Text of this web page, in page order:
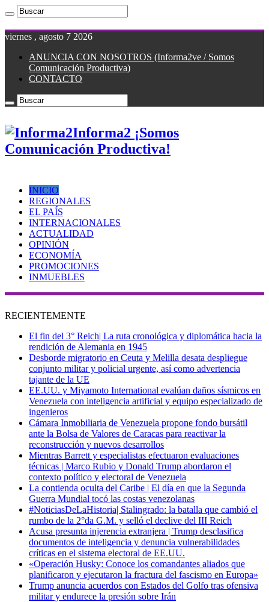
viernes , agosto 7 2026
ANUNCIA CON NOSOTROS (Informa2ve / Somos
Comunicación Productiva)
CONTACTO
Informa2 ¡Somos
Comunicación Productiva!
INICIO
REGIONALES
EL PAÍS
INTERNACIONALES
ACTUALIDAD
OPINIÓN
ECONOMÍA
PROMOCIONES
INMUEBLES
RECIENTEMENTE
El fin del 3° Reich| La ruta cronológica y diplomática hacia la
rendición de Alemania en 1945
Desborde migratorio en Ceuta y Melilla desata despliegue
conjunto militar y policial urgente, así como advertencia
tajante de la UE
EE.UU. y Miyamoto International evalúan daños sísmicos en
Venezuela con inteligencia artificial y equipo especializado de
ingenieros
Cámara Inmobiliaria de Venezuela propone fondo bursátil
ante la Bolsa de Valores de Caracas para reactivar la
reconstrucción y nuevos desarrollos
Mientras Barrett y especialistas efectuaron evaluaciones
técnicas | Marco Rubio y Donald Trump abordaron el
contexto político y electoral de Venezuela
La contienda oculta del Caribe | El día en que la Segunda
Guerra Mundial tocó las costas venezolanas
#NoticiasDeLaHistoria| Stalingrado: la batalla que cambió el
rumbo de la 2°da G.M. y selló el declive del III Reich
Acusa presunta injerencia extranjera | Trump desclasifica
documentos de inteligencia y denuncia vulnerabilidades
críticas en el sistema electoral de EE.UU.
«Operación Husky: Conoce los comandantes aliados que
planificaron y ejecutaron la fractura del fascismo en Europa»
Trump anuncia acuerdos con Estados del Golfo tras ofensiva
militar y endurece la presión sobre Irán